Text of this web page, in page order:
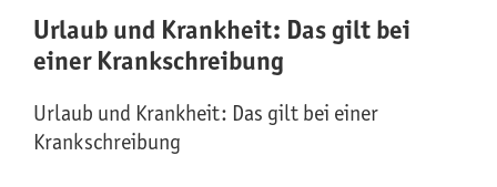
Urlaub und Krankheit: Das gilt bei
einer Krankschreibung
Urlaub und Krankheit: Das gilt bei einer
Krankschreibung